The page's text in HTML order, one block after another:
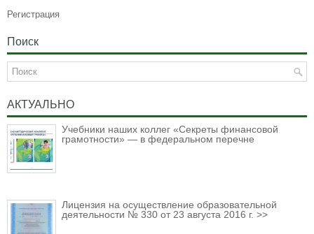
Регистрация
Поиск
АКТУАЛЬНО
Учебники наших коллег «Секреты финансовой
грамотности» — в федеральном перечне
Лицензия на осуществление образовательной
деятельности № 330 от 23 августа 2016 г. >>